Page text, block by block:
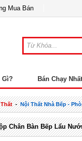
Mua Bán
Gì? Bán Chạy Nhất
-Nội Thất Nhà Bếp -
Chân Bàn Bếp Lẩu